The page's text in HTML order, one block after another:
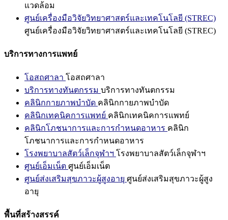
แวดล้อม
ศูนย์เครื่องมือวิจัยวิทยาศาสตร์และเทคโนโลยี (STREC)
ศูนย์เครื่องมือวิจัยวิทยาศาสตร์และเทคโนโลยี (STREC)
บริการทางการแพทย์
โอสถศาลา โอสถศาลา
บริการทางทันตกรรม บริการทางทันตกรรม
คลินิกกายภาพบำบัด คลินิกกายภาพบำบัด
คลินิกเทคนิคการแพทย์ คลินิกเทคนิคการแพทย์
คลินิกโภชนาการและการกำหนดอาหาร คลินิก
โภชนาการและการกำหนดอาหาร
โรงพยาบาลสัตว์เล็กจุฬาฯ โรงพยาบาลสัตว์เล็กจุฬาฯ
ศูนย์เอ็มเน็ต ศูนย์เอ็มเน็ต
ศูนย์ส่งเสริมสุขภาวะผู้สูงอายุ ศูนย์ส่งเสริมสุขภาวะผู้สูง
อายุ
พื้นที่สร้างสรรค์